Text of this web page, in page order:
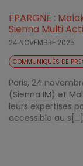
EPARGNE :
Sienna Multi
24 NOVEMBRE 2025
COMMUNIQUÉS DE
Paris, 24
(Sienna IM) et
leurs expertises
accessible au s[...]